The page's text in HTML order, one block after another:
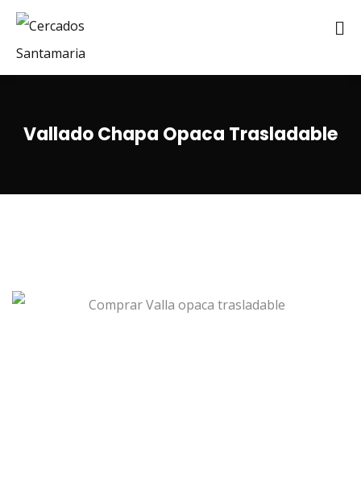
Vallado Chapa Opaca Trasladable